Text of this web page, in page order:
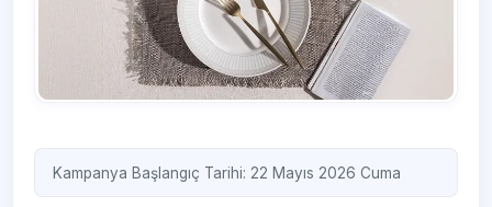
Kampanya Başlangıç Tarihi: 22 Mayıs 2026 Cuma